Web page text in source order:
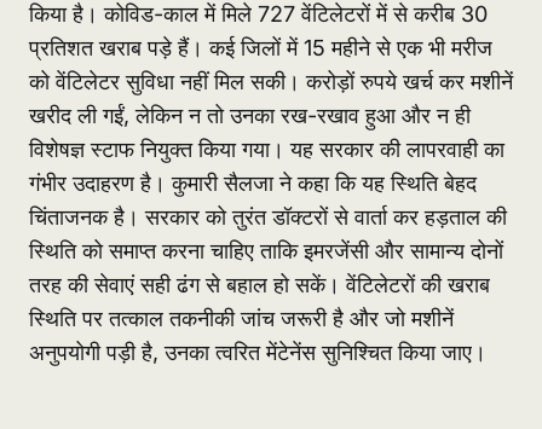
किया है। कोविड-काल में मिले 727 वेंटिलेटरों में से करीब 30
प्रतिशत खराब पड़े हैं। कई जिलों में 15 महीने से एक भी मरीज
को वेंटिलेटर सुविधा नहीं मिल सकी। करोड़ों रुपये खर्च कर मशीनें
खरीद ली गईं, लेकिन न तो उनका रख-रखाव हुआ और न ही
विशेषज्ञ स्टाफ नियुक्त किया गया। यह सरकार की लापरवाही का
गंभीर उदाहरण है। कुमारी सैलजा ने कहा कि यह स्थिति बेहद
चिंताजनक है। सरकार को तुरंत डॉक्टरों से वार्ता कर हड़ताल की
स्थिति को समाप्त करना चाहिए ताकि इमरजेंसी और सामान्य दोनों
तरह की सेवाएं सही ढंग से बहाल हो सकें। वेंटिलेटरों की खराब
स्थिति पर तत्काल तकनीकी जांच जरूरी है और जो मशीनें
अनुपयोगी पड़ी है, उनका त्वरित मेंटेनेंस सुनिश्चित किया जाए।